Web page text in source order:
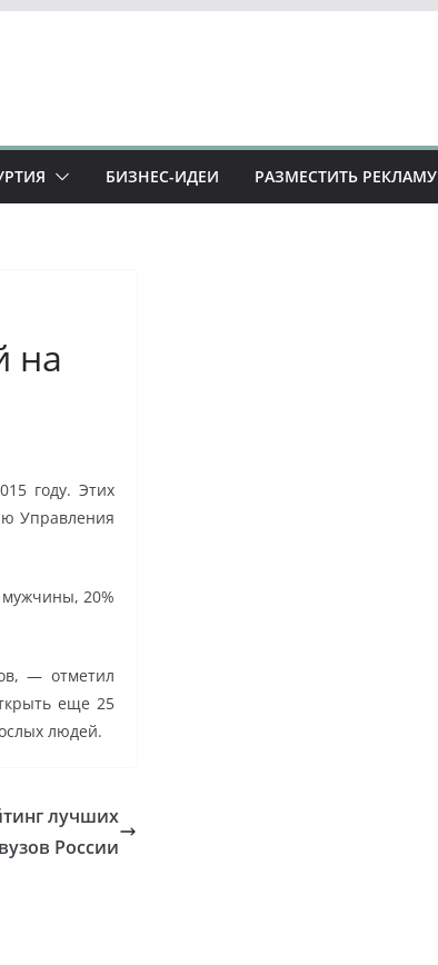
БИЗНЕС-ИДЕИ РАЗМЕСТИТЬ РЕКЛАМУ
на
году. Этих
Управления
мужчины, 20%
— отметил
еще 25
людей.
лучших
России